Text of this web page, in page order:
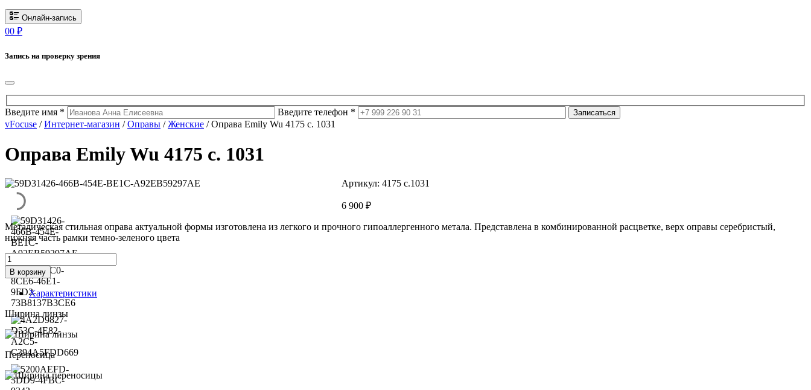
Онлайн-запись
00 ₽
Запись на проверку зрения
Введите имя * Введите телефон * Записаться
vFocuse /Интернет-магазин /Оправы /Женские / Оправа Emily Wu 4175 c. 1031
Оправа Emily Wu 4175 c. 1031
Артикул: 4175 c.1031
6 900 ₽
Металическая стильная оправа актуальной формы изготовлена из легкого и прочного гипоаллергенного метала. Представлена в комбинированной расцветке, верх оправы серебристый,
нижняя часть рамки темно-зеленого цвета
Количество
товара
Оправа
Emily
Wu
4175
1031
В корзину
Характеристики
Ширина линзы
Переносица